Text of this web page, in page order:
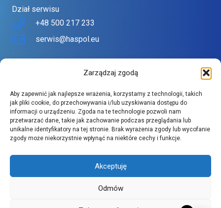
Zarządzaj zgodą
Aby zapewnić jak najlepsze wrażenia, korzystamy z technologii, takich
jak pliki cookie, do przechowywania i/lub uzyskiwania dostępu do
informacji o urządzeniu. Zgoda na te technologie pozwoli nam
przetwarzać dane, takie jak zachowanie podczas przeglądania lub
unikalne identyfikatory na tej stronie. Brak wyrażenia zgody lub wycofanie
zgody może niekorzystnie wpłynąć na niektóre cechy i funkcje.
Akceptuję
Odmów
Dział serwisu
+48 500 217 233
serwis@haspol.eu
Znajdziesz tu urządzenia topowych producentów w
atrakcyjnych cenach.
Szeroki asortyment spełnia wysokie wymagania naszych
klientów.